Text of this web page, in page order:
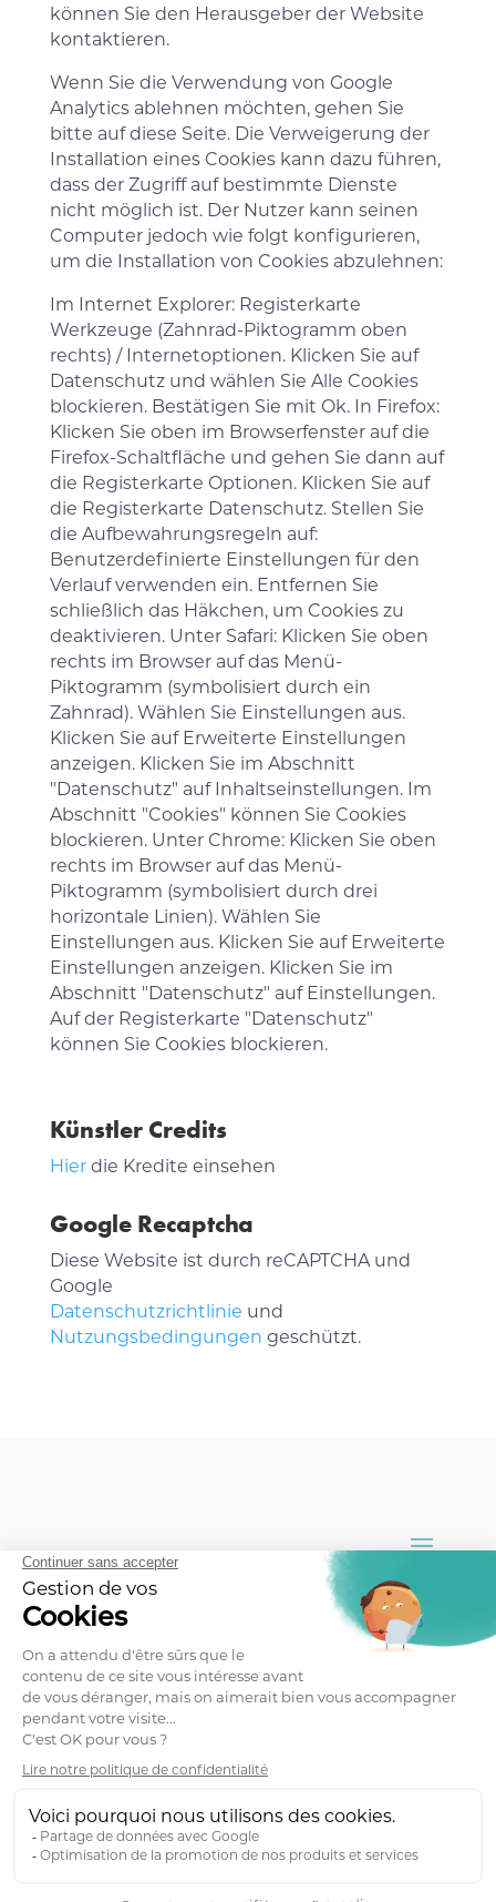
können Sie den Herausgeber der Website
kontaktieren.
Wenn Sie die Verwendung von Google
Analytics ablehnen möchten, gehen Sie
bitte auf diese Seite. Die Verweigerung der
Installation eines Cookies kann dazu führen,
dass der Zugriff auf bestimmte Dienste
nicht möglich ist. Der Nutzer kann seinen
Computer jedoch wie folgt konfigurieren,
um die Installation von Cookies abzulehnen:
Im Internet Explorer: Registerkarte
Werkzeuge (Zahnrad-Piktogramm oben
rechts) / Internetoptionen. Klicken Sie auf
Datenschutz und wählen Sie Alle Cookies
blockieren. Bestätigen Sie mit Ok. In Firefox:
Klicken Sie oben im Browserfenster auf die
Firefox-Schaltfläche und gehen Sie dann auf
die Registerkarte Optionen. Klicken Sie auf
die Registerkarte Datenschutz. Stellen Sie
die Aufbewahrungsregeln auf:
Benutzerdefinierte Einstellungen für den
Verlauf verwenden ein. Entfernen Sie
schließlich das Häkchen, um Cookies zu
deaktivieren. Unter Safari: Klicken Sie oben
rechts im Browser auf das Menü-
Piktogramm (symbolisiert durch ein
Zahnrad). Wählen Sie Einstellungen aus.
Klicken Sie auf Erweiterte Einstellungen
anzeigen. Klicken Sie im Abschnitt
"Datenschutz" auf Inhaltseinstellungen. Im
Abschnitt "Cookies" können Sie Cookies
blockieren. Unter Chrome: Klicken Sie oben
rechts im Browser auf das Menü-
Piktogramm (symbolisiert durch drei
horizontale Linien). Wählen Sie
Einstellungen aus. Klicken Sie auf Erweiterte
Einstellungen anzeigen. Klicken Sie im
Abschnitt "Datenschutz" auf Einstellungen.
Auf der Registerkarte "Datenschutz"
können Sie Cookies blockieren.
Künstler Credits
Hierdie Kredite einsehen
Google Recaptcha
Diese Website ist durch reCAPTCHA und
Google
Datenschutzrichtlinie und
Nutzungsbedingungen geschützt.
Zurück nach oben